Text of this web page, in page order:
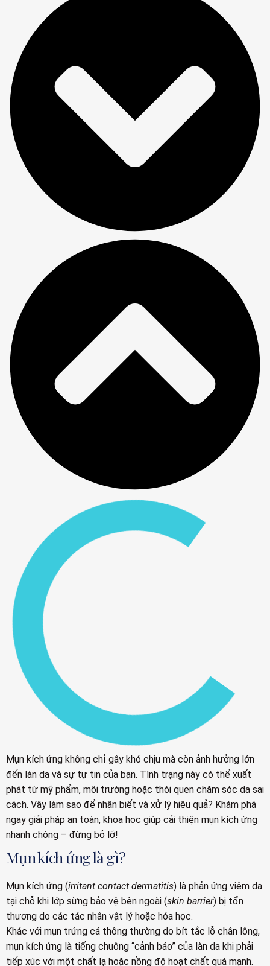
Mụn kích ứng không chỉ gây khó chịu mà còn ảnh hưởng lớn
đến làn da và sự tự tin của bạn. Tình trạng này có thể xuất
phát từ mỹ phẩm, môi trường hoặc thói quen chăm sóc da sai
cách. Vậy làm sao để nhận biết và xử lý hiệu quả? Khám phá
ngay giải pháp an toàn, khoa học giúp cải thiện mụn kích ứng
nhanh chóng – đừng bỏ lỡ!
Mụn kích ứng là gì?
Mụn kích ứng (irritant contact dermatitis) là phản ứng viêm da
tại chỗ khi lớp sừng bảo vệ bên ngoài (skin barrier) bị tổn
thương do các tác nhân vật lý hoặc hóa học.
Khác với mụn trứng cá thông thường do bít tắc lỗ chân lông,
mụn kích ứng là tiếng chuông “cảnh báo” của làn da khi phải
tiếp xúc với một chất lạ hoặc nồng độ hoạt chất quá mạnh.